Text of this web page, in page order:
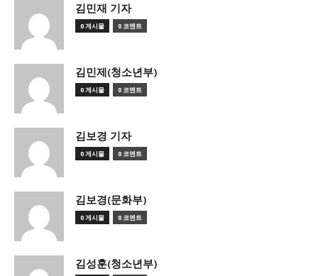
김민재 기자
0 게시물 0 코멘트
김민제(청소년부)
0 게시물 0 코멘트
김보경 기자
0 게시물 0 코멘트
김보경(문화부)
0 게시물 0 코멘트
김성훈(청소년부)